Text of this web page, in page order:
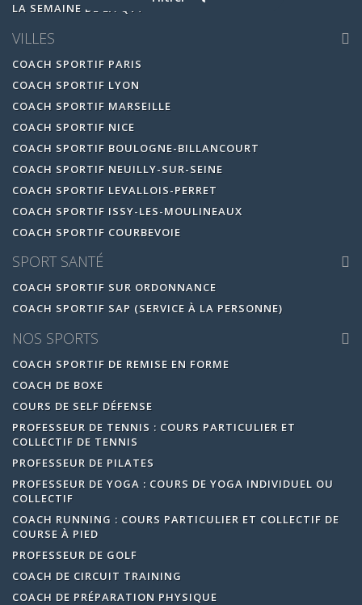
LA SEMAINE DE LA QVT
VILLES
COACH SPORTIF PARIS
COACH SPORTIF LYON
COACH SPORTIF MARSEILLE
COACH SPORTIF NICE
COACH SPORTIF BOULOGNE-BILLANCOURT
COACH SPORTIF NEUILLY-SUR-SEINE
COACH SPORTIF LEVALLOIS-PERRET
COACH SPORTIF ISSY-LES-MOULINEAUX
COACH SPORTIF COURBEVOIE
SPORT SANTÉ
COACH SPORTIF SUR ORDONNANCE
COACH SPORTIF SAP (SERVICE À LA PERSONNE)
NOS SPORTS
COACH SPORTIF DE REMISE EN FORME
COACH DE BOXE
COURS DE SELF DÉFENSE
PROFESSEUR DE TENNIS : COURS PARTICULIER ET
COLLECTIF DE TENNIS
PROFESSEUR DE PILATES
PROFESSEUR DE YOGA : COURS DE YOGA INDIVIDUEL OU
COLLECTIF
COACH RUNNING : COURS PARTICULIER ET COLLECTIF DE
COURSE À PIED
PROFESSEUR DE GOLF
COACH DE CIRCUIT TRAINING
COACH DE PRÉPARATION PHYSIQUE